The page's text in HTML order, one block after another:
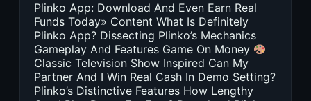
Plinko App: Download And Even Earn Real
Funds Today» Content What Is Definitely
Plinko App? Dissecting Plinko’s Mechanics
Gameplay And Features Game On Money
Classic Television Show Inspired Can My
Partner And I Win Real Cash In Demo Setting?
Plinko’s Distinctive Features How Lengthy